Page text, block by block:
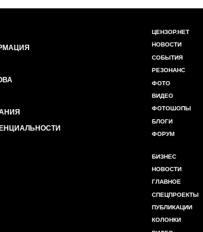
ЦЕНЗОР.НЕТ
НОВОСТИ
СОБЫТИЯ
РЕЗОНАНС
ФОТО
ВИДЕО
ФОТОШОПЫ
БЛОГИ
ФОРУМ
БИЗНЕС
НОВОСТИ
ГЛАВНОЕ
СПЕЦПРОЕКТЫ
ПУБЛИКАЦИИ
КОЛОНКИ